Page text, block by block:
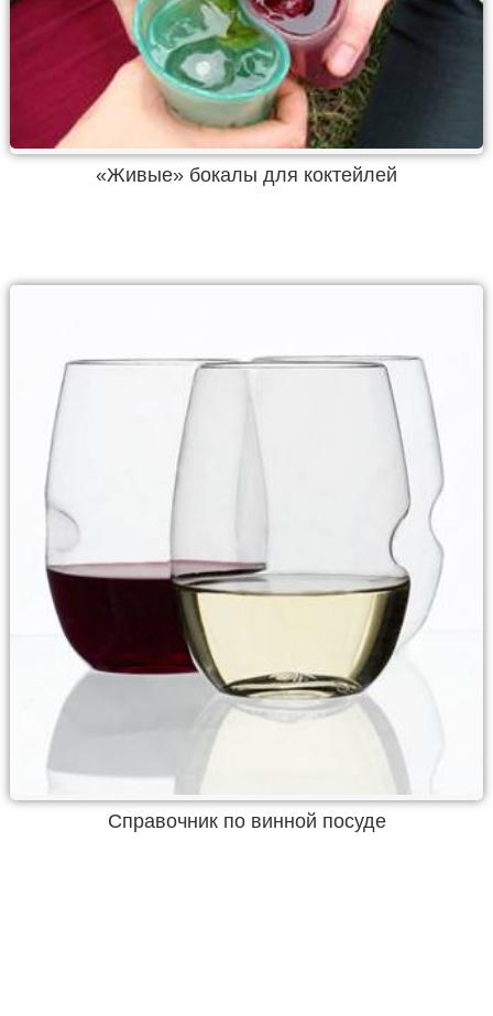
«Живые» бокалы для коктейлей
Справочник по винной посуде